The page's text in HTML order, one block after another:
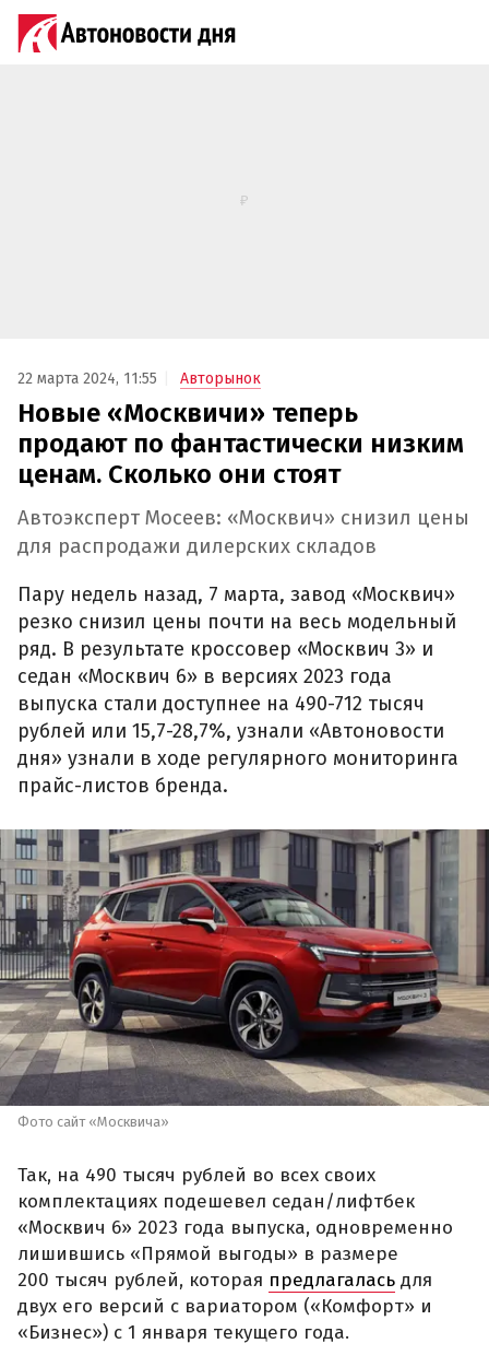
22 марта 2024, 11:55 Авторынок
Новые «Москвичи» теперь
продают по фантастически низким
ценам. Сколько они стоят
Автоэксперт Мосеев: «Москвич» снизил цены
для распродажи дилерских складов
Пару недель назад, 7 марта, завод «Москвич»
резко снизил цены почти на весь модельный
ряд. В результате кроссовер «Москвич 3» и
седан «Москвич 6» в версиях 2023 года
выпуска стали доступнее на 490-712 тысяч
рублей или 15,7-28,7%, узнали «Автоновости
дня» узнали в ходе регулярного мониторинга
прайс-листов бренда.
Фото сайт «Москвича»
Так, на 490 тысяч рублей во всех своих
комплектациях подешевел седан/лифтбек
«Москвич 6» 2023 года выпуска, одновременно
лишившись «Прямой выгоды» в размере
200 тысяч рублей, которая предлагалась для
двух его версий с вариатором («Комфорт» и
«Бизнес») с 1 января текущего года.